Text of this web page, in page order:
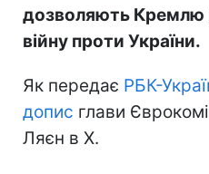
дозволяють Кремлю
війну проти України.
Як передає РБК-
допис глави
Ляєн в Х.